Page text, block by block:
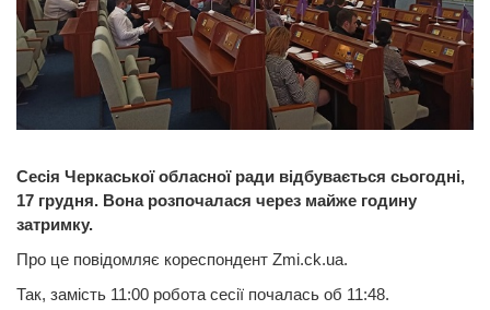
Сесія Черкаської обласної ради відбувається сьогодні,
17 грудня. Вона розпочалася через майже годину
затримку.
Про це повідомляє кореспондент Zmi.ck.ua.
Так, замість 11:00 робота сесії почалась об 11:48.